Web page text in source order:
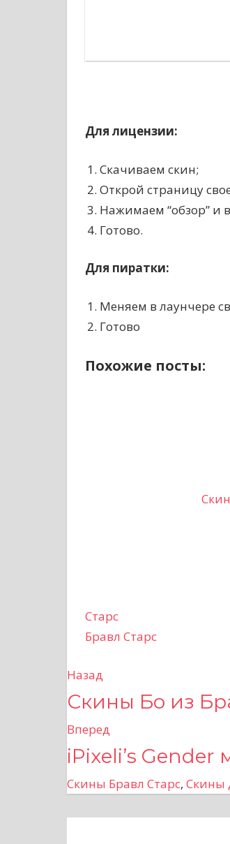
Для лицензии:
Скачиваем скин;
Открой страницу
Нажимаем “обзор”
Готово.
Для пиратки:
Меняем в лаунчере
Готово
Похожие посты:
Старс
Бравл Старс
Н
а
в
и
г
Назад
Скины Бо из
Вперед
iPixeli’s
Скины Бравл Старс, Скины